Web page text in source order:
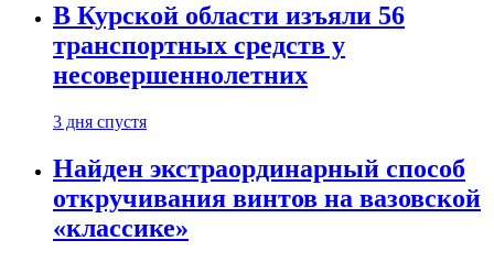
В Курской области изъяли 56
транспортных средств у
несовершеннолетних
3 дня спустя
Найден экстраординарный способ
откручивания винтов на вазовской
«классике»